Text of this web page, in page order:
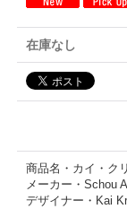
在庫なし
商品名・カイ・
メーカー・Schou
デザイナー・Kai